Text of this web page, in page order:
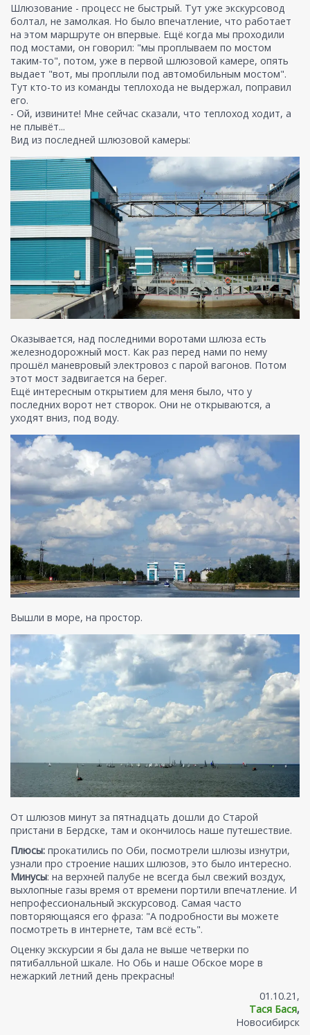
Шлюзование - процесс не быстрый. Тут уже экскурсовод
болтал, не замолкая. Но было впечатление, что работает
на этом маршруте он впервые. Ещё когда мы проходили
под мостами, он говорил: "мы проплываем по мостом
таким-то", потом, уже в первой шлюзовой камере, опять
выдает "вот, мы проплыли под автомобильным мостом".
Тут кто-то из команды теплохода не выдержал, поправил
его.
- Ой, извините! Мне сейчас сказали, что теплоход ходит, а
не плывёт...
Вид из последней шлюзовой камеры:
Оказывается, над последними воротами шлюза есть
железнодорожный мост. Как раз перед нами по нему
прошёл маневровый электровоз с парой вагонов. Потом
этот мост задвигается на берег.
Ещё интересным открытием для меня было, что у
последних ворот нет створок. Они не открываются, а
уходят вниз, под воду.
Вышли в море, на простор.
От шлюзов минут за пятнадцать дошли до Старой
пристани в Бердске, там и окончилось наше путешествие.
Плюсы: прокатились по Оби, посмотрели шлюзы изнутри,
узнали про строение наших шлюзов, это было интересно.
Минусы: на верхней палубе не всегда был свежий воздух,
выхлопные газы время от времени портили впечатление. И
непрофессиональный экскурсовод. Самая часто
повторяющаяся его фраза: "А подробности вы можете
посмотреть в интернете, там всё есть".
Оценку экскурсии я бы дала не выше четверки по
пятибалльной шкале. Но Обь и наше Обское море в
нежаркий летний день прекрасны!
01.10.21,
Тася Бася,
Новосибирск